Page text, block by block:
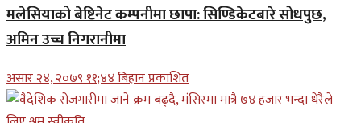
मलेसियाको बेष्टिनेट कम्पनीमा छापा: सिण्डिकेटबारे सोधपुछ,
अमिन उच्च निगरानीमा
असार २४, २०७९ ११;४४ बिहान प्रकाशित